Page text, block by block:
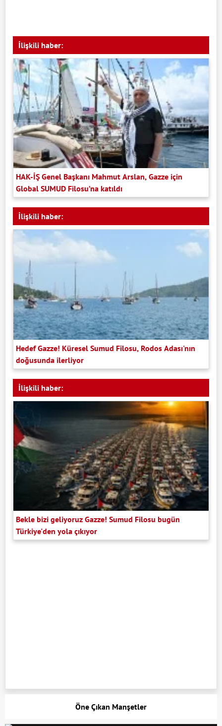
İlişkili haber:
HAK-İŞ Genel Başkanı Mahmut Arslan, Gazze için
Global SUMUD Filosu’na katıldı
İlişkili haber:
Hedef Gazze! Küresel Sumud Filosu, Rodos Adası'nın
doğusunda ilerliyor
İlişkili haber:
Bekle bizi geliyoruz Gazze! Sumud Filosu bugün
Türkiye'den yola çıkıyor
Öne Çıkan Manşetler